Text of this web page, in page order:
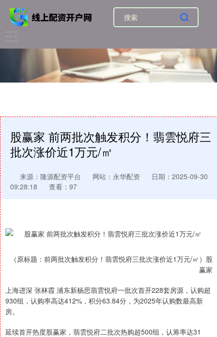
股赢家 前两批次触发积分！翡雲悦府三
批次涨价近1万元/㎡
来源：隆源配资平台 网站：永华配资
日期：2025-09-30
09:28:18
查看：97
（原标题：前两批次触发积分！翡雲悦府三批次涨价近1万元/㎡）股
赢家
上海进深 张林霞 浦东新杨思翡雲悦府一批次首开228套房源，认购超
930组，认购率高达412%，积分63.84分，为2025年认购数最高新
房。
延续首开热度股赢家，翡雲悦府二批次热购超500组，认筹率达31